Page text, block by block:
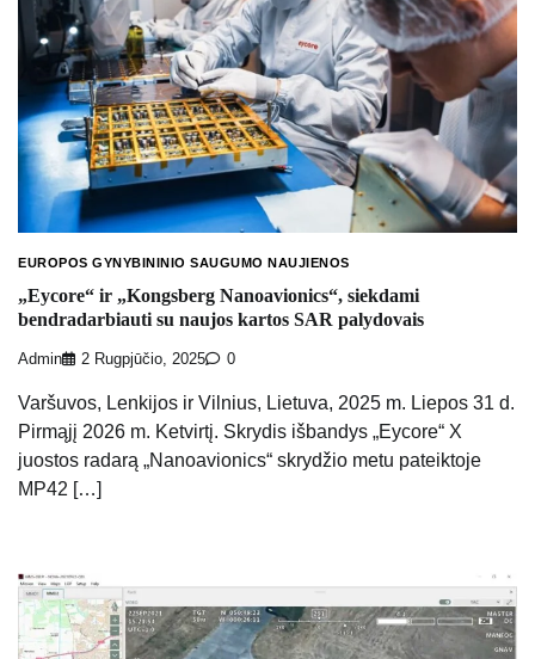
EUROPOS GYNYBININIO SAUGUMO NAUJIENOS
„Eycore“ ir „Kongsberg Nanoavionics“, siekdami
bendradarbiauti su naujos kartos SAR palydovais
Admin 2 Rugpjūčio, 2025 0
Varšuvos, Lenkijos ir Vilnius, Lietuva, 2025 m. Liepos 31 d.
Pirmąjį 2026 m. Ketvirtį. Skrydis išbandys „Eycore“ X
juostos radarą „Nanoavionics“ skrydžio metu pateiktoje
MP42 […]